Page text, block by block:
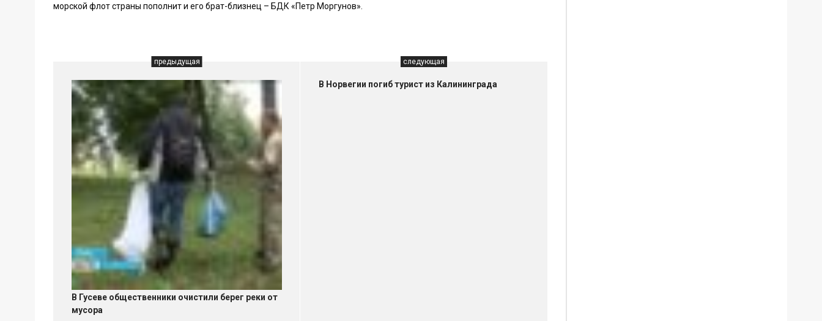
морской флот страны пополнит и его брат-близнец – БДК «Петр Моргунов».
предыдущая
В Гусеве общественники очистили берег реки от
мусора
следующая
В Норвегии погиб турист из Калининграда